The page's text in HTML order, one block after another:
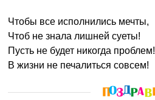
Чтобы все исполнились мечты,
Чтоб не знала лишней суеты!
Пусть не будет никогда проблем!
В жизни не печалиться совсем!